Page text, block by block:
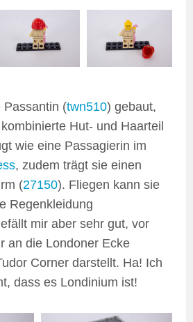
Passantin (twn510) gebaut,
Hut- und Haarteil
wie eine Passagierin im
, zudem trägt sie einen
(27150). Fliegen kann sie
Regenkleidung
mir aber sehr gut, vor
an die Londoner Ecke
Corner darstellt. Ha! Ich
dass es Londinium ist!